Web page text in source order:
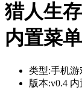
猎人生
内置菜
类型:手机游
版本:v0.4